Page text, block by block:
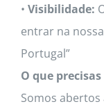
• Visibilidade:
entrar na
Portugal”
O que
Somos